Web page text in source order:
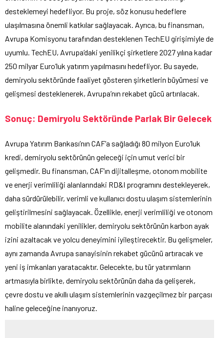
desteklemeyi hedefliyor. Bu proje, söz konusu hedeflere
ulaşılmasına önemli katkılar sağlayacak. Ayrıca, bu finansman,
Avrupa Komisyonu tarafından desteklenen TechEU girişimiyle de
uyumlu. TechEU, Avrupa’daki yenilikçi şirketlere 2027 yılına kadar
250 milyar Euro’luk yatırım yapılmasını hedefliyor. Bu sayede,
demiryolu sektöründe faaliyet gösteren şirketlerin büyümesi ve
gelişmesi desteklenerek, Avrupa’nın rekabet gücü artırılacak.
Sonuç: Demiryolu Sektöründe Parlak Bir Gelecek
Avrupa Yatırım Bankası’nın CAF’a sağladığı 80 milyon Euro’luk
kredi, demiryolu sektörünün geleceği için umut verici bir
gelişmedir. Bu finansman, CAF’ın dijitalleşme, otonom mobilite
ve enerji verimliliği alanlarındaki RD&I programını destekleyerek,
daha sürdürülebilir, verimli ve kullanıcı dostu ulaşım sistemlerinin
geliştirilmesini sağlayacak. Özellikle, enerji verimliliği ve otonom
mobilite alanındaki yenilikler, demiryolu sektörünün karbon ayak
izini azaltacak ve yolcu deneyimini iyileştirecektir. Bu gelişmeler,
aynı zamanda Avrupa sanayisinin rekabet gücünü artıracak ve
yeni iş imkanları yaratacaktır. Gelecekte, bu tür yatırımların
artmasıyla birlikte, demiryolu sektörünün daha da gelişerek,
çevre dostu ve akıllı ulaşım sistemlerinin vazgeçilmez bir parçası
haline geleceğine inanıyoruz.